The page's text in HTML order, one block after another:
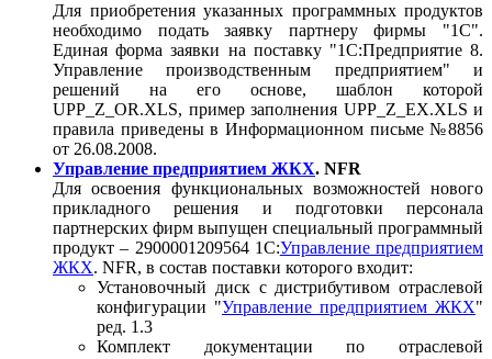
Для приобретения указанных программных продуктов
необходимо подать заявку партнеру фирмы "1С".
Единая форма заявки на поставку "1С:Предприятие 8.
Управление производственным предприятием" и
решений на его основе, шаблон которой
UPP_Z_OR.XLS, пример заполнения UPP_Z_EX.XLS и
правила приведены в Информационном письме №8856
от 26.08.2008.
Управление предприятием ЖКХ. NFR
Для освоения функциональных возможностей нового
прикладного решения и подготовки персонала
партнерских фирм выпущен специальный программный
продукт – 2900001209564 1С:Управление предприятием
ЖКХ. NFR, в состав поставки которого входит:
Установочный диск с дистрибутивом отраслевой
конфигурации "Управление предприятием ЖКХ"
ред. 1.3
Комплект документации по отраслевой